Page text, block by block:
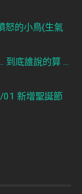
怒的小鳥(生氣
到底誰說的算 ...
01 新增聖誕節